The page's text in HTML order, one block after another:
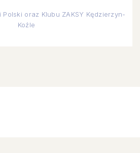
oraz Klubu ZAKSY Kędzierzyn-
Koźle